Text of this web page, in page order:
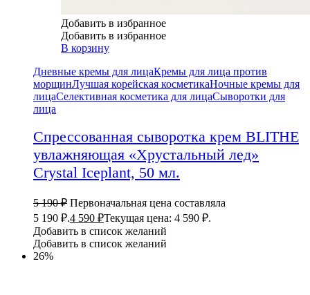
Добавить в избранное
Добавить в избранное
В корзину
Дневные кремы для лицаКремы для лица против
морщинЛучшая корейская косметикаНочные кремы для
лицаСелективная косметика для лицаСыворотки для
лица
Спрессованная сыворотка крем BLITHE
увлажняющая «Хрустальный лед»
Crystal Iceplant, 50 мл.
5 190₽ Первоначальная цена составляла
5 190 ₽.4 590 ₽Текущая цена: 4 590 ₽.
Добавить в список желаний
Добавить в список желаний
26%